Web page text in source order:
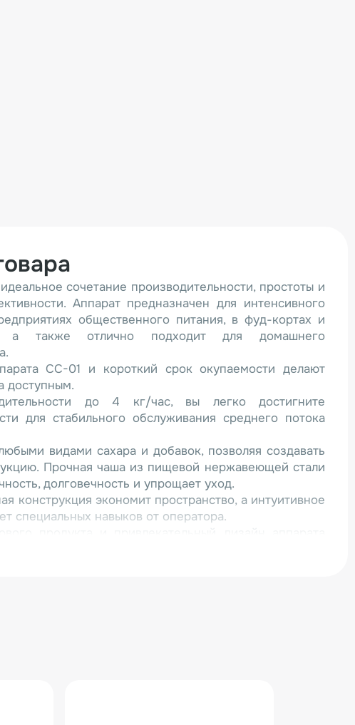
сочетание производительности, простоты и
Аппарат предназначен для интенсивного
общественного питания, в фуд-кортах и
а также отлично подходит для домашнего
CC-01 и короткий срок окупаемости делают
доступным.
до 4 кг/час, вы легко достигните
для стабильного обслуживания среднего потока
видами сахара и добавок, позволяя создавать
Прочная чаша из пищевой нержавеющей стали
долговечность и упрощает уход.
конструкция экономит пространство, а интуитивное
специальных навыков от оператора.
сладкие формы и притягивают внимание